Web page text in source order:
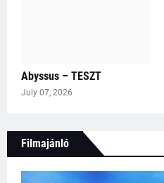
Abyssus – TESZT
July 07, 2026
Filmajánló